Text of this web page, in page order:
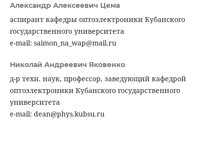
Александр Алексеевич Цема
аспирант кафедры оптоэлектроники Кубанского
государственного университета
e-mail: saimon_na_wap@mail.ru
Николай Андреевич Яковенко
д-р техн. наук, профессор, заведующий кафедрой
оптоэлектроники Кубанского государственного
университета
e-mail: dean@phys.kubsu.ru